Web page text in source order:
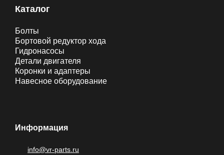
Каталог
Болты
Бортовой редуктор хода
Гидронасосы
Детали двигателя
Коронки и адаптеры
Навесное оборудование
Информация
info@vr-parts.ru